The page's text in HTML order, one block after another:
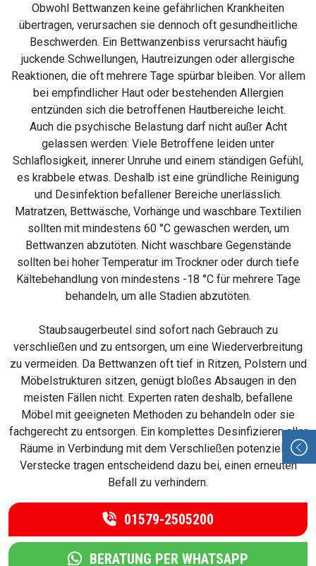
Obwohl Bettwanzen keine gefährlichen Krankheiten
übertragen, verursachen sie dennoch oft gesundheitliche
Beschwerden. Ein Bettwanzenbiss verursacht häufig
juckende Schwellungen, Hautreizungen oder allergische
Reaktionen, die oft mehrere Tage spürbar bleiben. Vor allem
bei empfindlicher Haut oder bestehenden Allergien
entzünden sich die betroffenen Hautbereiche leicht.
Auch die psychische Belastung darf nicht außer Acht
gelassen werden: Viele Betroffene leiden unter
Schlaflosigkeit, innerer Unruhe und einem ständigen Gefühl,
es krabbele etwas. Deshalb ist eine gründliche Reinigung
und Desinfektion befallener Bereiche unerlässlich.
Matratzen, Bettwäsche, Vorhänge und waschbare Textilien
sollten mit mindestens 60 °C gewaschen werden, um
Bettwanzen abzutöten. Nicht waschbare Gegenstände
sollten bei hoher Temperatur im Trockner oder durch tiefe
Kältebehandlung von mindestens -18 °C für mehrere Tage
behandeln, um alle Stadien abzutöten.
Staubsaugerbeutel sind sofort nach Gebrauch zu
verschließen und zu entsorgen, um eine Wiederverbreitung
zu vermeiden. Da Bettwanzen oft tief in Ritzen, Polstern und
Möbelstrukturen sitzen, genügt bloßes Absaugen in den
meisten Fällen nicht. Experten raten deshalb, befallene
Möbel mit geeigneten Methoden zu behandeln oder sie
fachgerecht zu entsorgen. Ein komplettes Desinfizieren aller
Räume in Verbindung mit dem Verschließen potenzieller
Verstecke tragen entscheidend dazu bei, einen erneuten
Befall zu verhindern.
01579-2505200
BERATUNG PER WHATSAPP